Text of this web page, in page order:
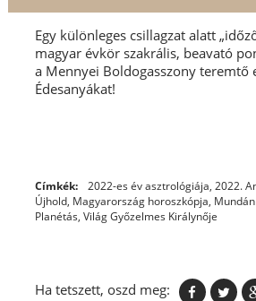
Egy különleges csillagzat alatt
magyar évkör szakrális, beavató
a Mennyei Boldogasszony teremtő
Édesanyákat!
Címkék: 2022-es év asztrológiája, 2022.
Újhold, Magyarország horoszkópja,
Planétás, Világ Győzelmes Királynője
Ha tetszett, oszd meg: